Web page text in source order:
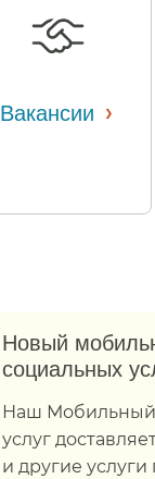
Вакансии ›
Новый
социальных
Наш Мобильный
услуг
и другие